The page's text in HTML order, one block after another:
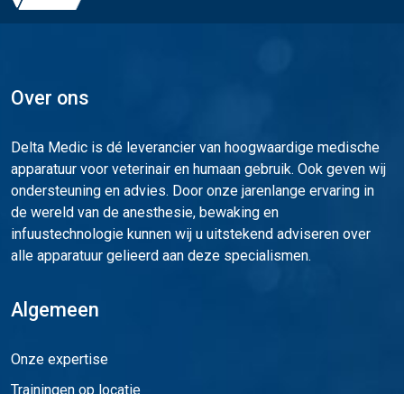
Over ons
Delta Medic is dé leverancier van hoogwaardige medische
apparatuur voor veterinair en humaan gebruik. Ook geven wij
ondersteuning en advies. Door onze jarenlange ervaring in
de wereld van de anesthesie, bewaking en
infuustechnologie kunnen wij u uitstekend adviseren over
alle apparatuur gelieerd aan deze specialismen.
Algemeen
Onze expertise
Trainingen op locatie